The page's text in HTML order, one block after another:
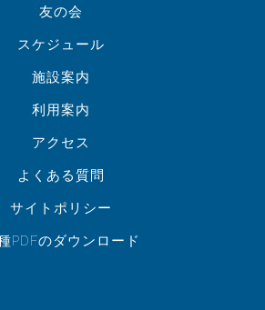
友の会
スケジュール
施設案内
利用案内
アクセス
よくある質問
サイトポリシー
PDFのダウンロード